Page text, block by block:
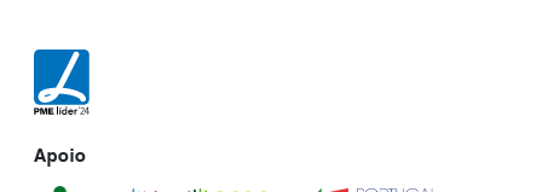
Apoio